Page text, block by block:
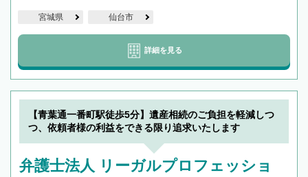
宮城県 仙台市
詳細を見る
【青葉通一番町駅徒歩5分】遺産相続のご負担を軽減しつ
つ、依頼者様の利益をできる限り追求いたします
弁護士法人 リーガルプロフェッショ